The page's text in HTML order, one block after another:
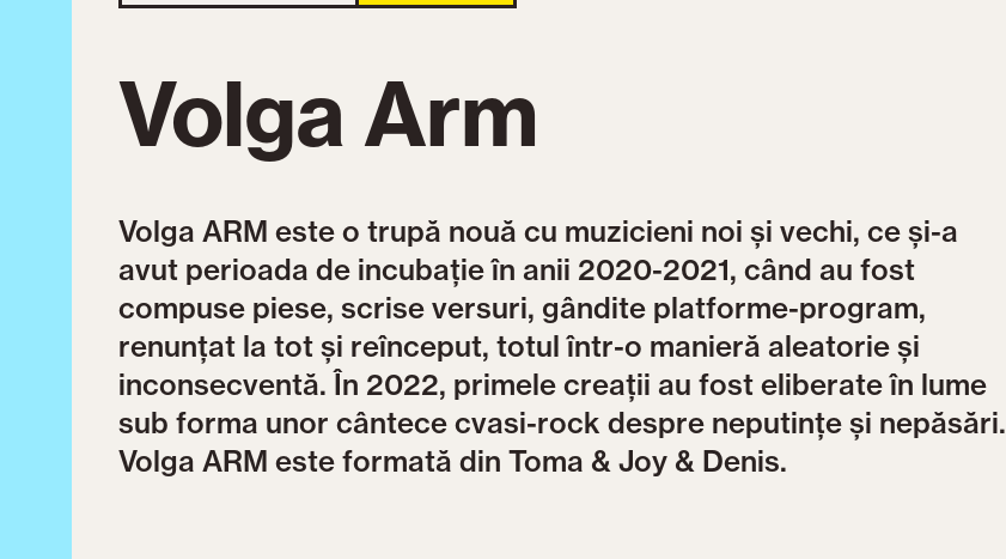
Volga Arm
Volga ARM este o trupă nouă cu muzicieni noi şi vechi, ce şi-a
avut perioada de incubație în anii 2020-2021, când au fost
compuse piese, scrise versuri, gândite platforme-program,
renunțat la tot şi reînceput, totul într-o manieră aleatorie şi
inconsecventă. În 2022, primele creații au fost eliberate în lume
sub forma unor cântece cvasi-rock despre neputințe şi nepăsări.
Volga ARM este formată din Toma & Joy & Denis.